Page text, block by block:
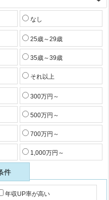
なし
25歳～29歳
35歳～39歳
それ以上
300万円～
500万円～
700万円～
1,000万円～
件
年収UP率が高い